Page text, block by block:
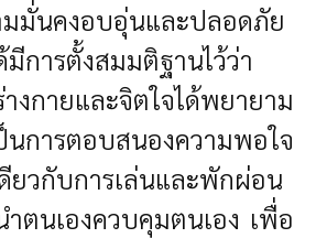
มมั่นคงอบอุ่นและปลอดภัย
การตั้งสมมติฐานไว้ว่า
ายและจิตใจได้พยายาม
การตอบสนองความพอใจ
ยวกับการเล่นและพักผ่อน
ตนเองควบคุมตนเอง เพื่อ